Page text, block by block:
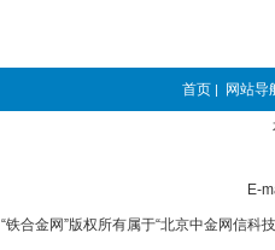
首页 | 网站导
E-
“铁合金网”版权所有属于“北京中金网信科